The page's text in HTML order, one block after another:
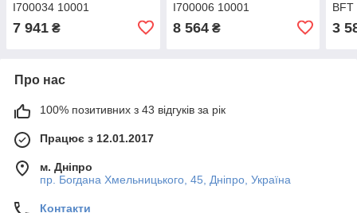
I700034 10001
7 941 ₴
I700006 10001
8 564₴
BFT
3
Про нас
100% позитивних з 43 відгуків за рік
Працює з 12.01.2017
м. Дніпро
пр. Богдана Хмельницького, 45, Дніпро, Україна
Контакти